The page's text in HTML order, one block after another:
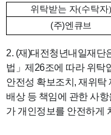
위탁받는 자(수탁자)
(주)엔큐브
2. (재)대전청년내일재단
법」제26조에 따라 위탁
안전성 확보조치, 재위탁
배상 등 책임에 관한 사
가 개인정보를 안전하게